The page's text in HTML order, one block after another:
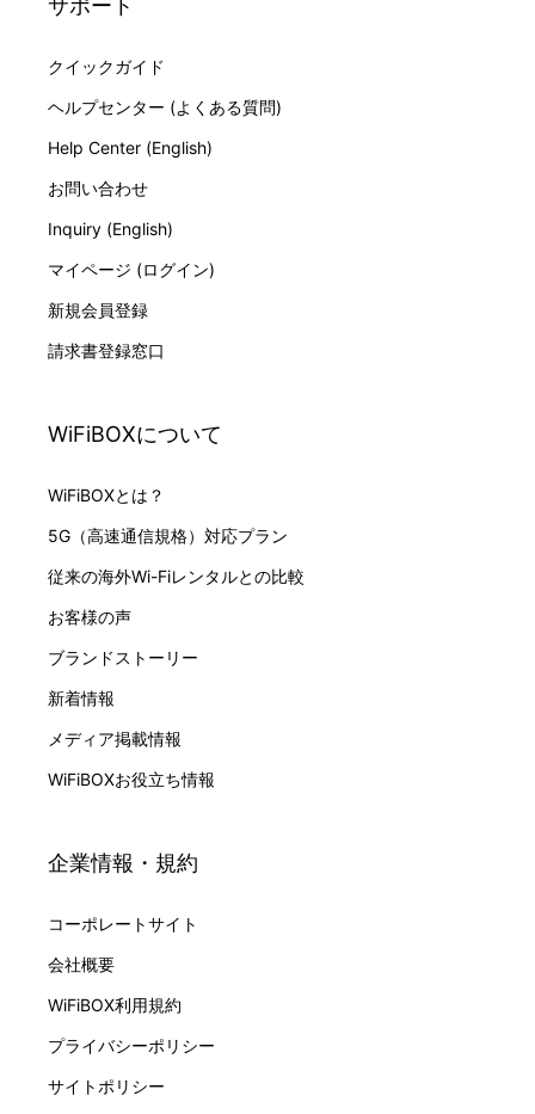
サポート
クイックガイド
ヘルプセンター (よくある質問)
Help Center (English)
お問い合わせ
Inquiry (English)
マイページ (ログイン)
新規会員登録
請求書登録窓口
WiFiBOXについて
WiFiBOXとは？
5G（高速通信規格）対応プラン
従来の海外Wi-Fiレンタルとの比較
お客様の声
ブランドストーリー
新着情報
メディア掲載情報
WiFiBOXお役立ち情報
企業情報・規約
コーポレートサイト
会社概要
WiFiBOX利用規約
プライバシーポリシー
サイトポリシー